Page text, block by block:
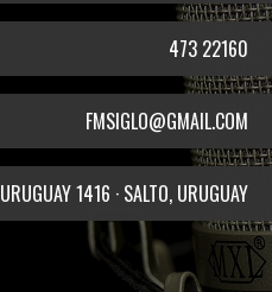
473 22160
FMSIGLO@GMAIL.COM
URUGUAY 1416 · SALTO, URUGUAY